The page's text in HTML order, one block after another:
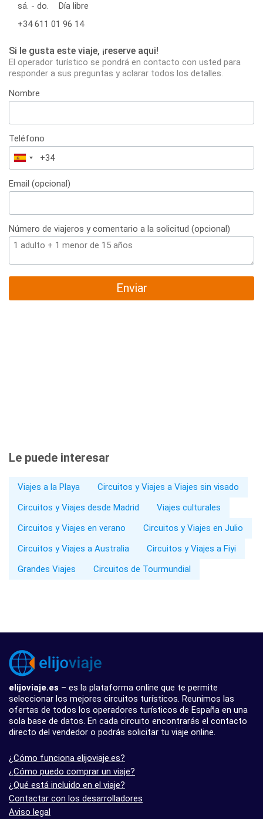
sá. - do.
Día libre
+34 611 01 96 14
Si le gusta este viaje, ¡reserve aqui!
El operador turístico se pondrá en contacto con usted para
responder a sus preguntas y aclarar todos los detalles.
Nombre
Teléfono
España
+34
Email (opcional)
Número de viajeros y comentario a la solicitud (opcional)
Enviar
Le puede interesar
Viajes a la Playa
Circuitos y Viajes a Viajes sin visado
Circuitos y Viajes desde Madrid
Viajes culturales
Circuitos y Viajes en verano
Circuitos y Viajes en Julio
Circuitos y Viajes a Australia
Circuitos y Viajes a Fiyi
Grandes Viajes
Circuitos de Tourmundial
elijoviaje.es – es la plataforma online que te permite
seleccionar los mejores circuitos turísticos. Reunimos las
ofertas de todos los operadores turísticos de España en una
sola base de datos. En cada circuito encontrarás el contacto
directo del vendedor o podrás solicitar tu viaje online.
¿Cómo funciona elijoviaje.es?
¿Cómo puedo comprar un viaje?
¿Qué está incluido en el viaje?
Contactar con los desarrolladores
Aviso legal